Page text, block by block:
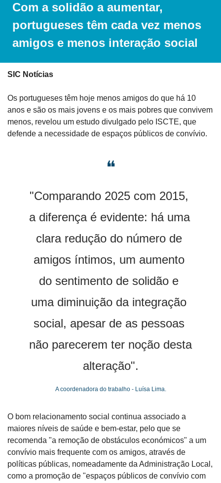
Com a solidão a aumentar,
portugueses têm cada vez menos
amigos e menos interação social
SIC Notícias
Os portugueses têm hoje menos amigos do que há 10
anos e são os mais jovens e os mais pobres que convivem
menos, revelou um estudo divulgado pelo ISCTE, que
defende a necessidade de espaços públicos de convívio.
❝
"Comparando 2025 com 2015,
a diferença é evidente: há uma
clara redução do número de
amigos íntimos, um aumento
do sentimento de solidão e
uma diminuição da integração
social, apesar de as pessoas
não parecerem ter noção desta
alteração".
A coordenadora do trabalho - Luísa Lima.
O bom relacionamento social continua associado a
maiores níveis de saúde e bem-estar, pelo que se
recomenda "a remoção de obstáculos económicos" a um
convívio mais frequente com os amigos, através de
políticas públicas, nomeadamente da Administração Local,
como a promoção de "espaços públicos de convívio com